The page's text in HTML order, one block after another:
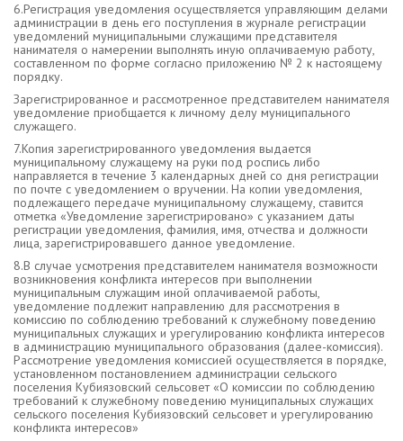
6.Регистрация уведомления осуществляется управляющим делами
администрации в день его поступления в журнале регистрации
уведомлений муниципальными служащими представителя
нанимателя о намерении выполнять иную оплачиваемую работу,
составленном по форме согласно приложению № 2 к настоящему
порядку.
Зарегистрированное и рассмотренное представителем нанимателя
уведомление приобщается к личному делу муниципального
служащего.
7.Копия зарегистрированного уведомления выдается
муниципальному служащему на руки под роспись либо
направляется в течение 3 календарных дней со дня регистрации
по почте с уведомлением о вручении. На копии уведомления,
подлежащего передаче муниципальному служащему, ставится
отметка «Уведомление зарегистрировано» с указанием даты
регистрации уведомления, фамилия, имя, отчества и должности
лица, зарегистрировавшего данное уведомление.
8.В случае усмотрения представителем нанимателя возможности
возникновения конфликта интересов при выполнении
муниципальным служащим иной оплачиваемой работы,
уведомление подлежит направлению для рассмотрения в
комиссию по соблюдению требований к служебному поведению
муниципальных служащих и урегулированию конфликта интересов
в администрацию муниципального образования (далее-комиссия).
Рассмотрение уведомления комиссией осуществляется в порядке,
установленном постановлением администрации сельского
поселения Кубиязовский сельсовет «О комиссии по соблюдению
требований к служебному поведению муниципальных служащих
сельского поселения Кубиязовский сельсовет и урегулированию
конфликта интересов»